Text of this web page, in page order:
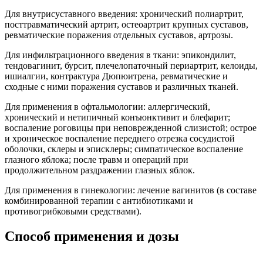
Для внутрисуставного введения: хронический полиартрит,
посттравматический артрит, остеоартрит крупных суставов,
ревматические поражения отдельных суставов, артрозы.
Для инфильтрационного введения в ткани: эпикондилит,
тендовагинит, бурсит, плечелопаточный периартрит, келоиды,
ишиалгии, контрактура Дюпюитрена, ревматические и
сходные с ними поражения суставов и различных тканей.
Для применения в офтальмологии: аллергический,
хронический и нетипичный конъюнктивит и блефарит;
воспаление роговицы при неповрежденной слизистой; острое
и хроническое воспаление переднего отрезка сосудистой
оболочки, склеры и эписклеры; симпатическое воспаление
глазного яблока; после травм и операций при
продолжительном раздражении глазных яблок.
Для применения в гинекологии: лечение вагинитов (в составе
комбинированной терапии с антибиотиками и
противогрибковыми средствами).
Способ применения и дозы